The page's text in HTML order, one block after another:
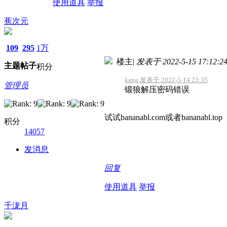
使用道具 举报
蕉次元
109
主题
295
帖子
1万
积分
管理员
积分
14057
发消息
楼主| 发表于 2022-5-15 17:12:24
kang 发表于 2022-5-14 23:35
锻狼解压密码错误
试试bananabl.com或者bananabl.top
回复
使用道具 举报
千泷月